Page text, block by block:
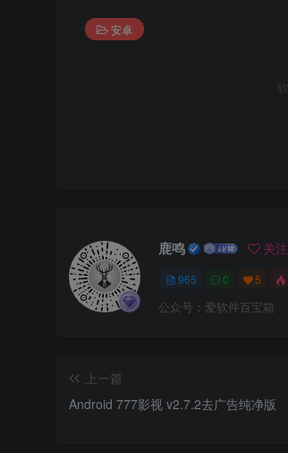
安卓
鹿鸣 关注
965 0 5
公众号：爱软件百宝箱
上一篇
Android 777影视 v2.7.2去广告纯净版